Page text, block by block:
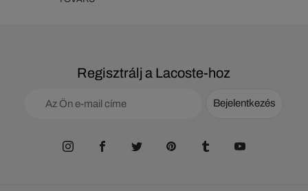
Regisztrálj a Lacoste-hoz
Bejelentkezés